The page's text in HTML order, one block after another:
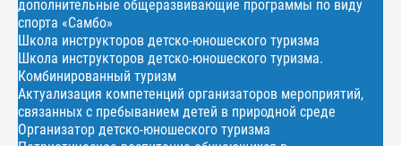
дополнительные общеразвивающие программы по виду
спорта «Самбо»
Школа инструкторов детско-юношеского туризма
Школа инструкторов детско-юношеского туризма.
Комбинированный туризм
Актуализация компетенций организаторов мероприятий,
связанных с пребыванием детей в природной среде
Организатор детско-юношеского туризма